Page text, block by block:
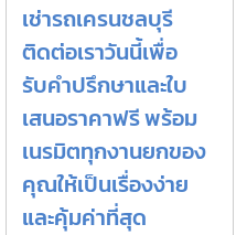
เช่ารถเครนชลบุรี
ติดต่อเราวันนี้เพื่อ
รับคำปรึกษาและใบ
เสนอราคาฟรี พร้อม
เนรมิตทุกงานยกของ
คุณให้เป็นเรื่องง่าย
และคุ้มค่าที่สุด